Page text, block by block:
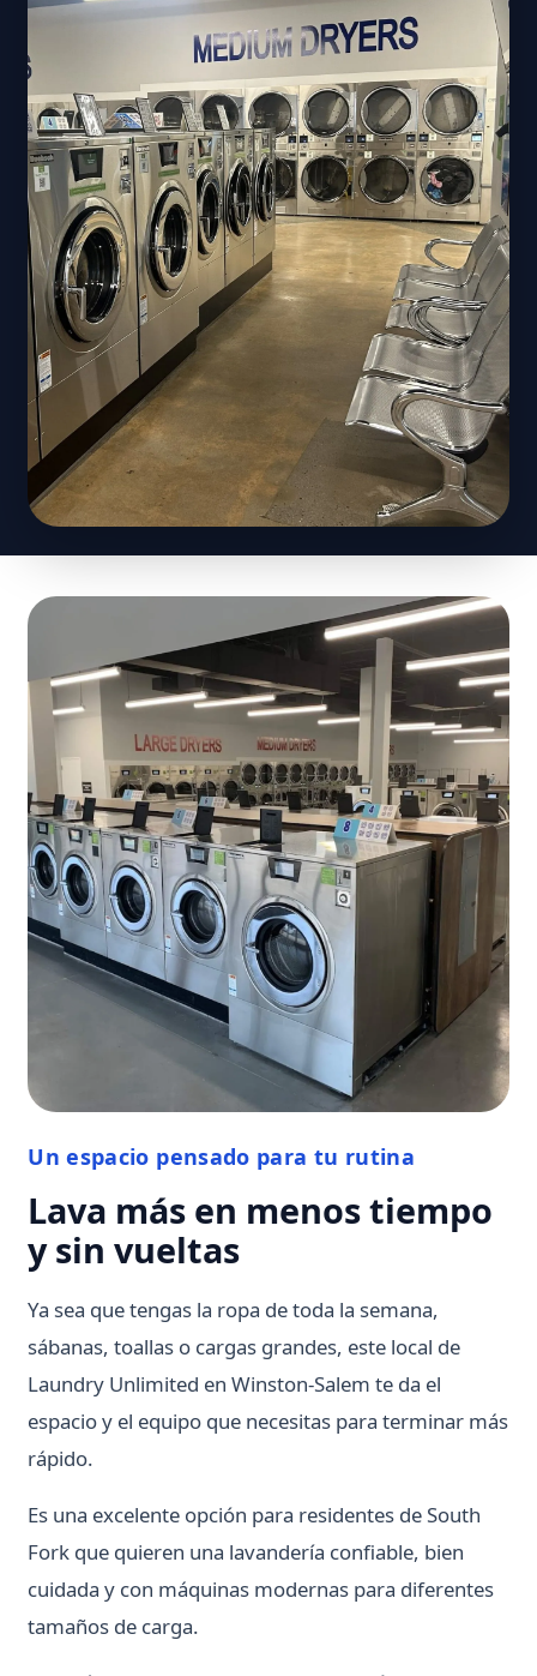
Un espacio pensado para tu rutina
Lava más en menos tiempo
y sin vueltas
Ya sea que tengas la ropa de toda la semana,
sábanas, toallas o cargas grandes, este local de
Laundry Unlimited en Winston-Salem te da el
espacio y el equipo que necesitas para terminar más
rápido.
Es una excelente opción para residentes de South
Fork que quieren una lavandería confiable, bien
cuidada y con máquinas modernas para diferentes
tamaños de carga.